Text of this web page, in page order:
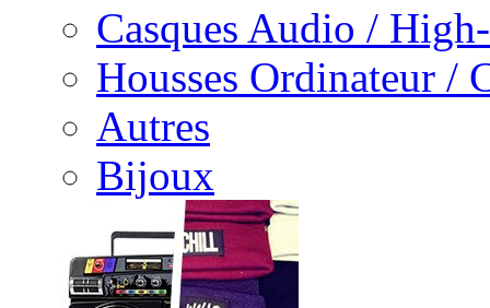
Casques Audio /
Housses Ordinateur /
Autres
Bijoux